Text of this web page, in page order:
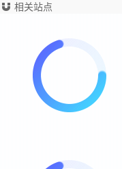
相关站点